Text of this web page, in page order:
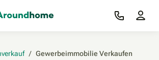
Zum Hauptinhalt
/ Gewerbeimmobilie Verkaufen‎